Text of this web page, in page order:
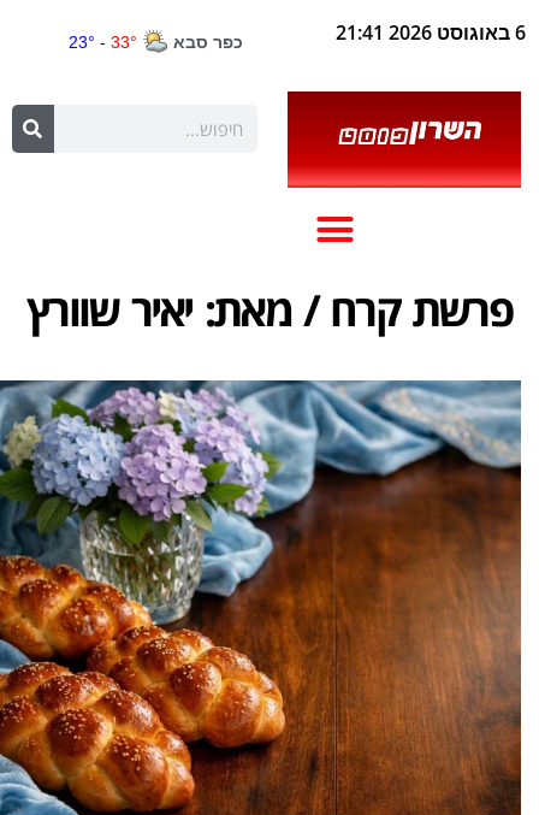
6 באוגוסט 2026 21:41
פרשת קרח / מאת: יאיר שוורץ